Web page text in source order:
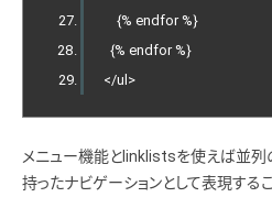
{% endfor %}
{% endfor %}
</ul >
メニュー機能とlinklistsを使えば並列
持ったナビゲーションとして表現する